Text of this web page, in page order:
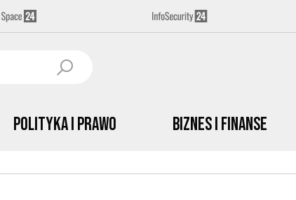
Polityka i prawo Biznes i Finanse